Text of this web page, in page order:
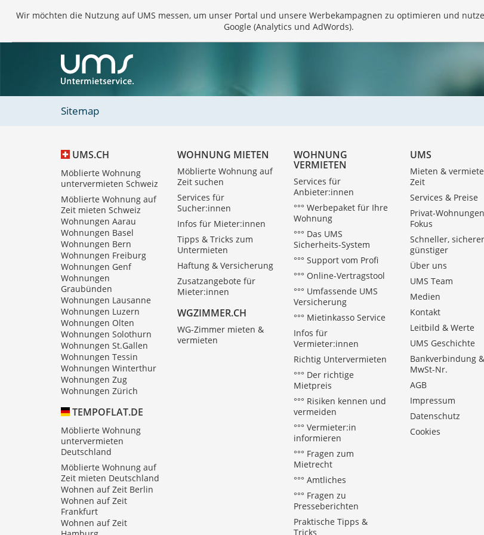
Wir möchten die Nutzung auf UMS messen, um unser Portal und unsere Werbekampagnen zu optimieren und
Google (Analytics und AdWords).
Sitemap
UMS.CH
Möblierte Wohnung
untervermieten Schweiz
Möblierte Wohnung auf
Zeit mieten Schweiz
Wohnungen Aarau
Wohnungen Basel
Wohnungen Bern
Wohnungen Freiburg
Wohnungen Genf
Wohnungen
Graubünden
Wohnungen Lausanne
Wohnungen Luzern
Wohnungen Olten
Wohnungen Solothurn
Wohnungen St.Gallen
Wohnungen Tessin
Wohnungen Winterthur
Wohnungen Zug
Wohnungen Zürich
TEMPOFLAT.DE
Möblierte Wohnung
untervermieten
Deutschland
Möblierte Wohnung auf
Zeit mieten Deutschland
Wohnen auf Zeit Berlin
Wohnen auf Zeit
Frankfurt
Wohnen auf Zeit
WOHNUNG MIETEN
Möblierte Wohnung auf
Zeit suchen
Services für
Sucher:innen
Infos für Mieter:innen
Tipps & Tricks zum
Untermieten
Haftung & Versicherung
Zusatzangebote für
Mieter:innen
WGZIMMER.CH
WG-Zimmer mieten &
vermieten
WOHNUNG
VERMIETEN
Services für
Anbieter:innen
°°° Werbepaket für Ihre
Wohnung
°°° Das UMS
Sicherheits-System
°°° Support vom Profi
°°° Online-Vertragstool
°°° Umfassende UMS
Versicherung
°°° Mietinkasso Service
Infos für
Vermieter:innen
Richtig Untervermieten
°°° Der richtige
Mietpreis
°°° Risiken kennen und
vermeiden
°°° Vermieter:in
informieren
°°° Fragen zum
Mietrecht
°°° Amtliches
°°° Fragen zu
Presseberichten
Praktische Tipps &
Tricks
UMS
Mieten &
Zeit
Services & Preise
Privat-
Fokus
Schneller,
günstiger
Über uns
UMS Team
Medien
Kontakt
Leitbild & Werte
UMS Geschichte
Bankverbindung &
MwSt-Nr.
AGB
Impressum
Datenschutz
Cookies